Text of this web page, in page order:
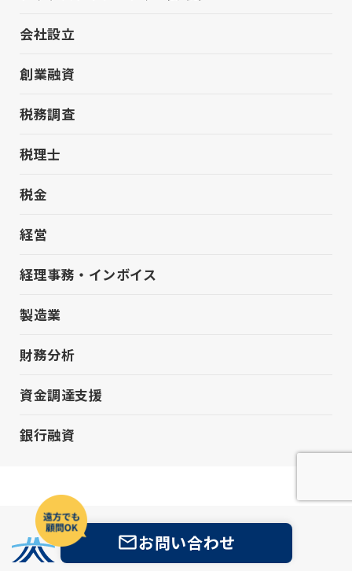
会社設立
創業融資
税務調査
税理士
税金
経営
経理事務・インボイス
製造業
財務分析
資金調達支援
銀行融資
お問い合わせ